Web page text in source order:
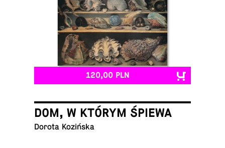
120,00 PLN
DOM, W KTÓRYM ŚPIEWA
Dorota Kozińska